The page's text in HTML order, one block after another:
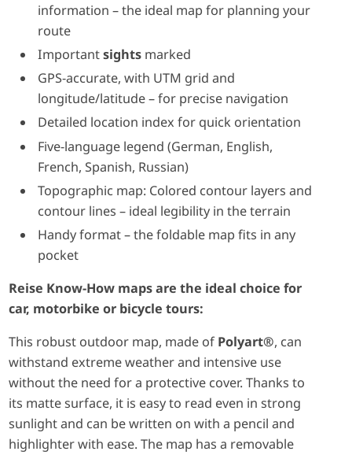
information – the ideal map for planning your
route
Importantsightsmarked
GPS-accurate, with UTM grid and
longitude/latitude – for precise navigation
Detailed location index for quick orientation
Five-language legend (German, English,
French, Spanish, Russian)
Topographic map: Colored contour layers and
contour lines – ideal legibility in the terrain
Handy format – the foldable map fits in any
pocket
Reise Know-How maps are the ideal choice for
car, motorbike or bicycle tours:
This robust outdoor map, made of Polyart®, can
withstand extreme weather and intensive use
without the need for a protective cover. Thanks to
its matte surface, it is easy to read even in strong
sunlight and can be written on with a pencil and
highlighter with ease. The map has a removable